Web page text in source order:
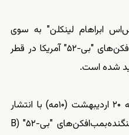
ابراهام لینکلن" به سوی
آب‌های خلیج ، خبر استقرار بمب‌افکن‌های "بی‌-۵۲" آمریکا در قطر
شده است.
خبرگزاری آسوشیتدپرس روز جمعه ۲۰ اردیبهشت (۱۰مه) با انتشار
گزارشی از دوبی خبر از استقرار جنگنده‌بمب‌افکن‌های "بی‌-۵۲" (B